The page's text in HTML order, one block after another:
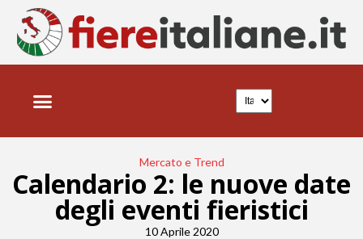
Mercato e Trend
Calendario 2: le nuove date
degli eventi fieristici
10 Aprile 2020